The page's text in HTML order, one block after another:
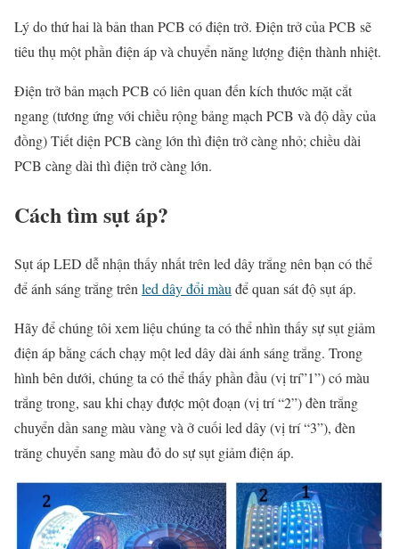
Lý do thứ hai là bản than PCB có điện trở. Điện trở của PCB sẽ
tiêu thụ một phần điện áp và chuyển năng lượng điện thành nhiệt.
Điện trở bản mạch PCB có liên quan đến kích thước mặt cắt
ngang (tương ứng với chiều rộng bảng mạch PCB và độ dầy của
đồng) Tiết diện PCB càng lớn thì điện trở càng nhỏ; chiều dài
PCB càng dài thì điện trở càng lớn.
Cách tìm sụt áp?
Sụt áp LED dễ nhận thấy nhất trên led dây trắng nên bạn có thể
để ánh sáng trắng trên led dây đổi màu để quan sát độ sụt áp.
Hãy để chúng tôi xem liệu chúng ta có thể nhìn thấy sự sụt giảm
điện áp bằng cách chạy một led dây dài ánh sáng trắng. Trong
hình bên dưới, chúng ta có thể thấy phần đầu (vị trí”1”) có màu
trắng trong, sau khi chạy được một đoạn (vị trí “2”) đèn trắng
chuyển dần sang màu vàng và ở cuối led dây (vị trí “3”), đèn
trăng chuyển sang màu đỏ do sự sụt giảm điện áp.